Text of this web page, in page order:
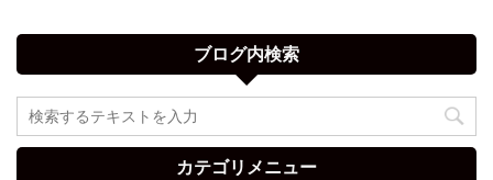
ブログ内検索
カテゴリメニュー